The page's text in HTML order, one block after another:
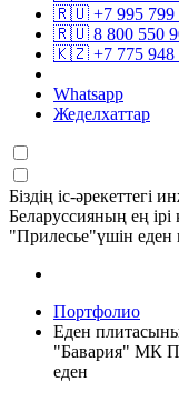
🇷🇺 +7 995 799
🇷🇺 8 800 550
🇰🇿 +7 775 948
Whatsapp
Жеделхаттар
Біздің іс-әрекеттегі
Беларуссияның ең
"Прилесье"үшін
Портфолио
Еден
"Бавария" МК
еден